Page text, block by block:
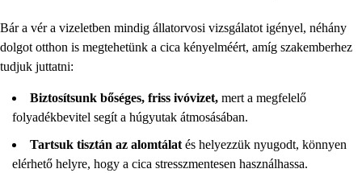
Bár a vér a vizeletben mindig állatorvosi vizsgálatot igényel, néhány
dolgot otthon is megtehetünk a cica kényelméért, amíg szakemberhez
tudjuk juttatni:
Biztosítsunk bőséges, friss ivóvizet, mert a megfelelő
folyadékbevitel segít a húgyutak átmosásában.
Tartsuk tisztán az alomtálat és helyezzük nyugodt, könnyen
elérhető helyre, hogy a cica stresszmentesen használhassa.